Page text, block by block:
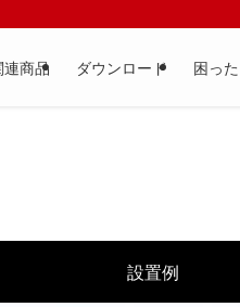
連商品 ダウンロード 困っ
設置例